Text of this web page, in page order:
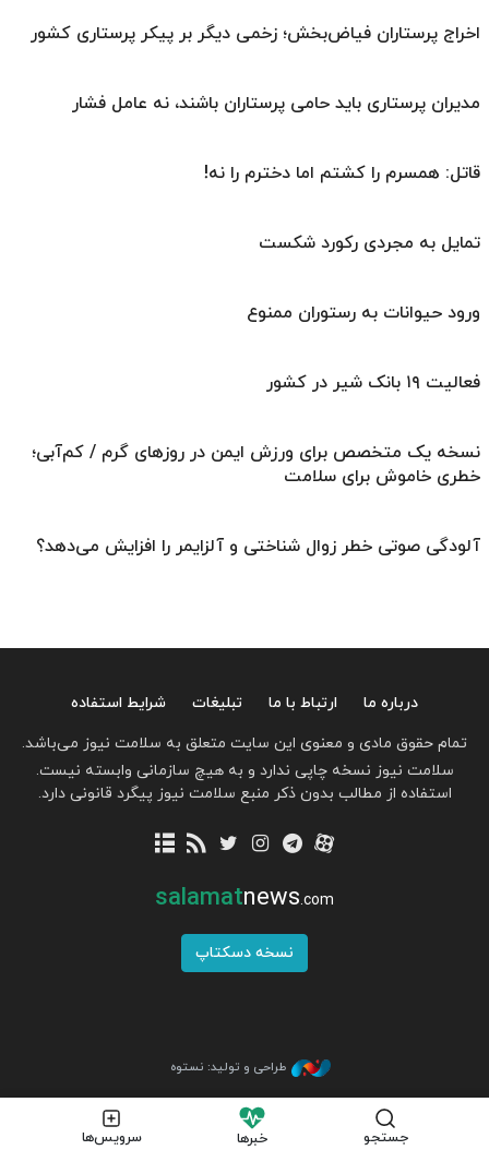
اخراج پرستاران فیاض‌بخش؛ زخمی دیگر بر پیکر پرستاری کشور
مدیران پرستاری باید حامی پرستاران باشند، نه عامل فشار
قاتل: همسرم را کشتم اما دخترم را نه!
تمایل به مجردی رکورد شکست
ورود حیوانات به رستوران ممنوع
فعالیت ۱۹ بانک شیر در کشور
نسخه یک متخصص برای ورزش ایمن در روزهای گرم / کم‌آبی؛
خطری خاموش برای سلامت
آلودگی صوتی خطر زوال شناختی و آلزایمر را افزایش می‌دهد؟
جستجو خبرها سرویس‌ها
درباره ما ارتباط با ما تبلیغات
شرایط استفاده
تمام حقوق مادی و معنوی این سایت متعلق به سلامت نیوز می‌باشد.
سلامت نیوز نسخه چاپی ندارد و به هیچ سازمانی وابسته نیست.
استفاده از مطالب بدون ذکر منبع سلامت نیوز پیگرد قانونی دارد.
salamatnews.com
نسخه دسکتاپ
طراحی و تولید: نستوه